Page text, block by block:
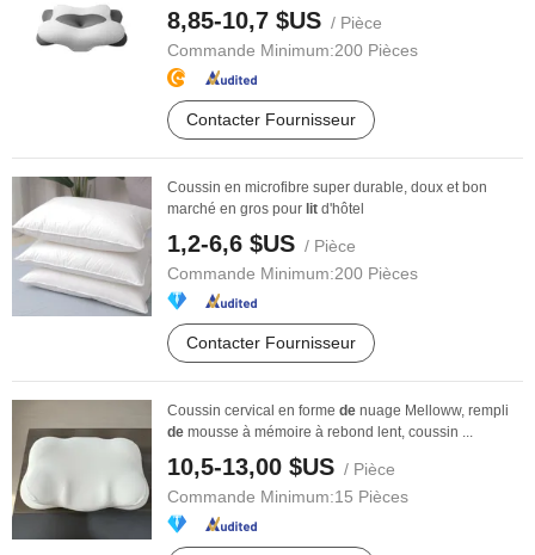
8,85-10,7 $US / Pièce
Commande Minimum:200 Pièces
Contacter Fournisseur
Coussin en microfibre super durable, doux et bon
marché en gros pour lit d'hôtel
1,2-6,6 $US / Pièce
Commande Minimum:200 Pièces
Contacter Fournisseur
Coussin cervical en forme de nuage Melloww, rempli
de mousse à mémoire à rebond lent, coussin ...
10,5-13,00 $US / Pièce
Commande Minimum:15 Pièces